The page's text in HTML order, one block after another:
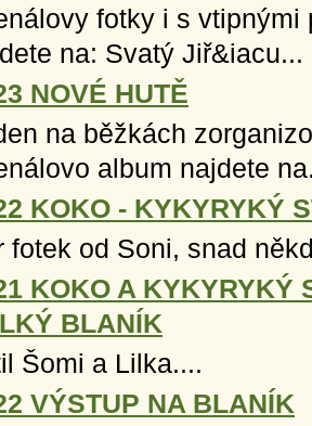
fotky i s vtipnými
na: Svatý Jiř&iacu...
NOVÉ HUTĚ
na běžkách
album najdete
KOKO - KYKYRYKÝ
fotek od Soni, snad
KOKO A KYKYRYKÝ
BLANÍK
Šomi a Lilka....
VÝSTUP NA BLANÍK